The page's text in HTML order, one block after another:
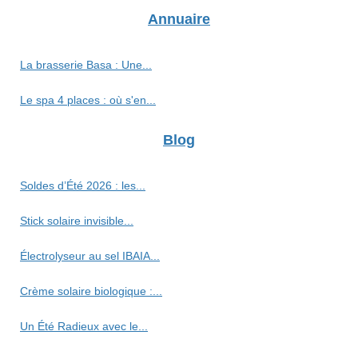
Annuaire
La brasserie Basa : Une...
Le spa 4 places : où s'en...
Blog
Soldes d’Été 2026 : les...
Stick solaire invisible...
Électrolyseur au sel IBAIA...
Crème solaire biologique :...
Un Été Radieux avec le...